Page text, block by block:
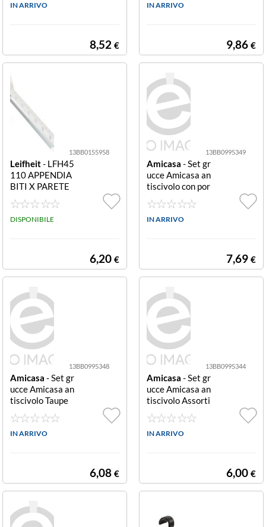
IN ARRIVO
8,52 €
IN ARRIVO
9,86 €
13BB0155958
Leifheit- LFH45
110 APPENDIA
BITI X PARETE
AIRETTE
DISPONIBILE
6,20 €
13BB0995349
Amicasa - Set gr
ucce Amicasa an
tiscivolo con por
ta pantaloni anti
scivolo con port
a pantaloni
IN ARRIVO
7,69 €
13BB0995348
Amicasa - Set gr
ucce Amicasa an
tiscivolo Taupe
antiscivolo
IN ARRIVO
6,08 €
13BB0995344
Amicasa - Set gr
ucce Amicasa an
tiscivolo Assorti
to antiscivolo
IN ARRIVO
6,00 €